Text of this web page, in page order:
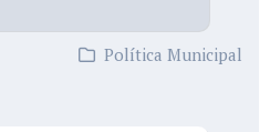
Política Municipal